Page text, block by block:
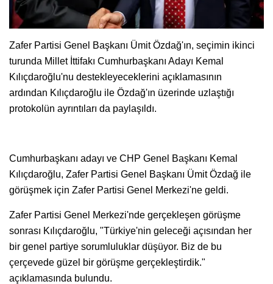
Zafer Partisi Genel Başkanı Ümit Özdağ'ın, seçimin ikinci
turunda Millet İttifakı Cumhurbaşkanı Adayı Kemal
Kılıçdaroğlu'nu destekleyeceklerini açıklamasının
ardından Kılıçdaroğlu ile Özdağ'ın üzerinde uzlaştığı
protokolün ayrıntıları da paylaşıldı.
Cumhurbaşkanı adayı ve CHP Genel Başkanı Kemal
Kılıçdaroğlu, Zafer Partisi Genel Başkanı Ümit Özdağ ile
görüşmek için Zafer Partisi Genel Merkezi'ne geldi.
Zafer Partisi Genel Merkezi'nde gerçekleşen görüşme
sonrası Kılıçdaroğlu, "Türkiye'nin geleceği açısından her
bir genel partiye sorumluluklar düşüyor. Biz de bu
çerçevede güzel bir görüşme gerçekleştirdik."
açıklamasında bulundu.